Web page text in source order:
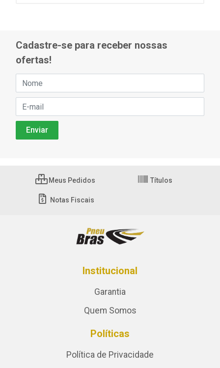
Cadastre-se para receber nossas
ofertas!
Meus Pedidos Títulos
Notas Fiscais
Institucional
Garantia
Quem Somos
Políticas
Política de Privacidade